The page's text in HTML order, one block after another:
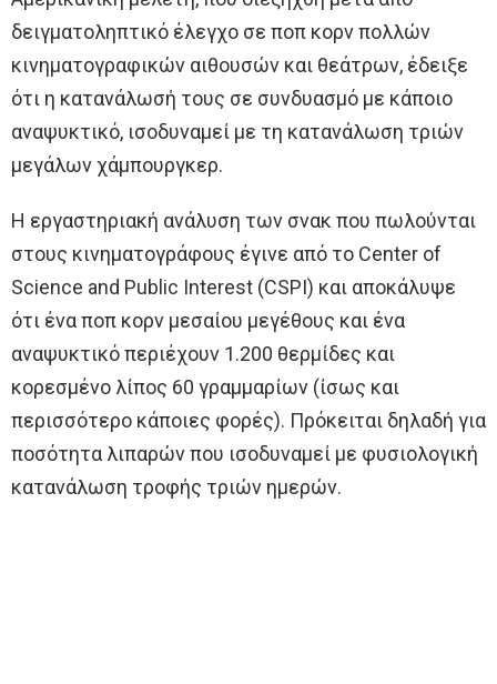
δειγματοληπτικό έλεγχο σε ποπ κορν πολλών
κινηματογραφικών αιθουσών και θεάτρων, έδειξε
ότι η κατανάλωσή τους σε συνδυασμό με κάποιο
αναψυκτικό, ισοδυναμεί με τη κατανάλωση τριών
μεγάλων χάμπουργκερ.
Η εργαστηριακή ανάλυση των σνακ που πωλούνται
στους κινηματογράφους έγινε από το Center of
Science and Public Interest (CSPI) και αποκάλυψε
ότι ένα ποπ κορν μεσαίου μεγέθους και ένα
αναψυκτικό περιέχουν 1.200 θερμίδες και
κορεσμένο λίπος 60 γραμμαρίων (ίσως και
περισσότερο κάποιες φορές). Πρόκειται δηλαδή για
ποσότητα λιπαρών που ισοδυναμεί με φυσιολογική
κατανάλωση τροφής τριών ημερών.